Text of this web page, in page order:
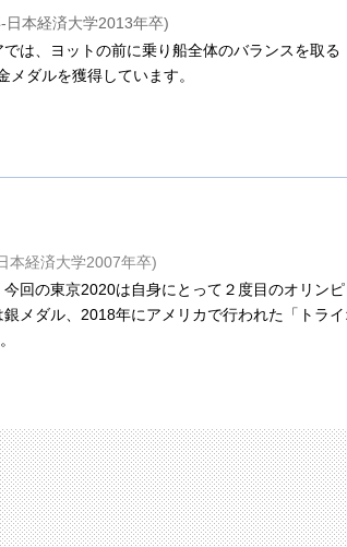
日本経済大学2013年卒)
は、ヨットの前に乗り船全体のバランスを取
ダルを獲得しています。
本経済大学2007年卒)
回の東京2020は自身にとって２度目のオリンピ
メダル、2018年にアメリカで行われた「トラ